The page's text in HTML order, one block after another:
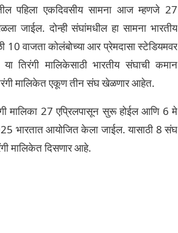
पहिला एकदिवसीय सामना आज म्हणजे 27
जाईल. दोन्ही संघांमधील हा सामना भारतीय
10 वाजता कोलंबोच्या आर प्रेमदासा स्टेडियमवर
तिरंगी मालिकेसाठी भारतीय संघाची कमान
मालिकेत एकूण तीन संघ खेळणार आहेत.
मालिका 27 एप्रिलपासून सुरू होईल आणि 6 मे
भारतात आयोजित केला जाईल. यासाठी 8 संघ
मालिकेत दिसणार आहे.